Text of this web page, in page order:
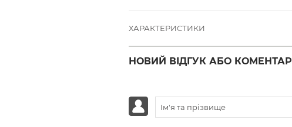
ХАРАКТЕРИСТИКИ
НОВИЙ ВІДГУК АБО КОМЕНТАР